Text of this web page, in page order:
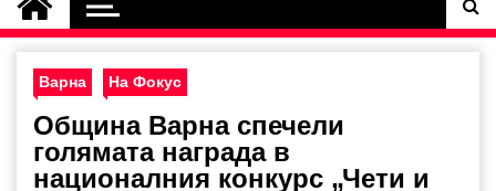
Варна На Фокус
Община Варна спечели
голямата награда в
националния конкурс „Чети и